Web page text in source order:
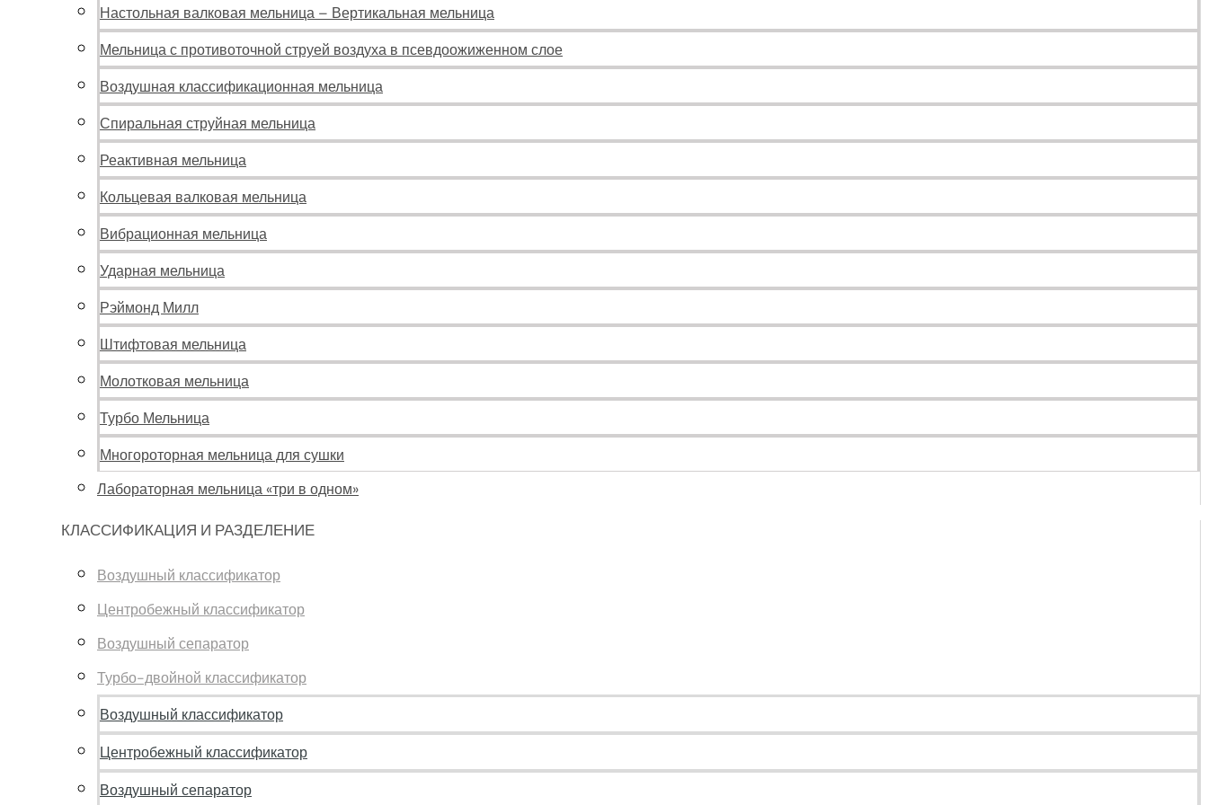
Настольная валковая мельница – Вертикальная мельница
Мельница с противоточной струей воздуха в псевдоожиженном слое
Воздушная классификационная мельница
Спиральная струйная мельница
Реактивная мельница
Кольцевая валковая мельница
Вибрационная мельница
Ударная мельница
Рэймонд Милл
Штифтовая мельница
Молотковая мельница
Турбо Мельница
Многороторная мельница для сушки
Лабораторная мельница «три в одном»
КЛАССИФИКАЦИЯ И РАЗДЕЛЕНИЕ
Воздушный классификатор
Центробежный классификатор
Воздушный сепаратор
Турбо-двойной классификатор
Воздушный классификатор
Центробежный классификатор
Воздушный сепаратор